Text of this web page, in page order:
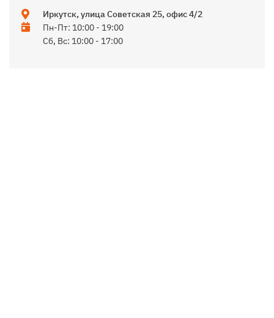
Иркутск, улица Советская 25, офис 4/2
Пн-Пт: 10:00 - 19:00
Сб, Вс: 10:00 - 17:00